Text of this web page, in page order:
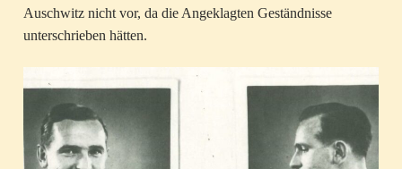
Auschwitz nicht vor, da die Angeklagten Geständnisse
unterschrieben hätten.